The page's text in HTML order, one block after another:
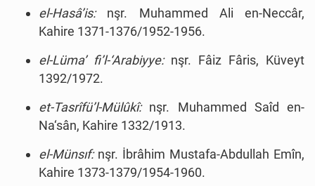
el-Hasâ’is: nşr. Muhammed Ali en-Neccâr,
Kahire 1371-1376/1952-1956.
el-Lüma’ fi’l-‘Arabiyye: nşr. Fâiz Fâris, Küveyt
1392/1972.
et-Tasrîfü’l-Mülûkî: nşr. Muhammed Saîd en-
Na‘sân, Kahire 1332/1913.
el-Münsıf:nşr. İbrâhim Mustafa-Abdullah Emîn,
Kahire 1373-1379/1954-1960.